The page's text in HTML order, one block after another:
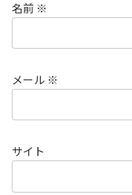
名前 ※
メール ※
サイト